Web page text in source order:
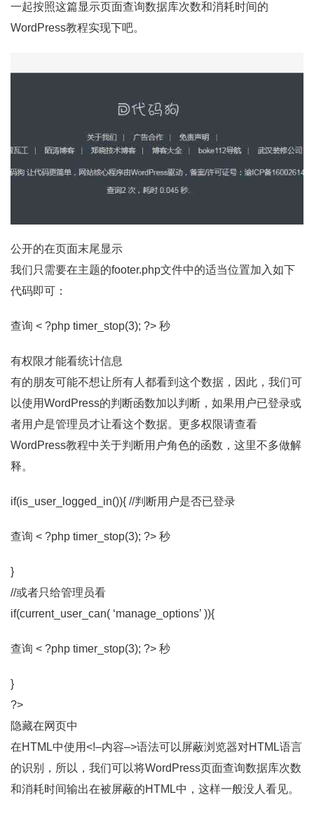
一起按照这篇显示页面查询数据库次数和消耗时间的
WordPress教程实现下吧。
公开的在页面末尾显示
我们只需要在主题的footer.php文件中的适当位置加入如下
代码即可：
查询 < ?php timer_stop(3); ?> 秒
有权限才能看统计信息
有的朋友可能不想让所有人都看到这个数据，因此，我们可
以使用WordPress的判断函数加以判断，如果用户已登录或
者用户是管理员才让看这个数据。更多权限请查看
WordPress教程中关于判断用户角色的函数，这里不多做解
释。
if(is_user_logged_in()){ //判断用户是否已登录
查询 < ?php timer_stop(3); ?> 秒
}
//或者只给管理员看
if(current_user_can( ‘manage_options’ )){
查询 < ?php timer_stop(3); ?> 秒
}
?>
隐藏在网页中
在HTML中使用<!–内容–>语法可以屏蔽浏览器对HTML语言
的识别，所以，我们可以将WordPress页面查询数据库次数
和消耗时间输出在被屏蔽的HTML中，这样一般没人看见。